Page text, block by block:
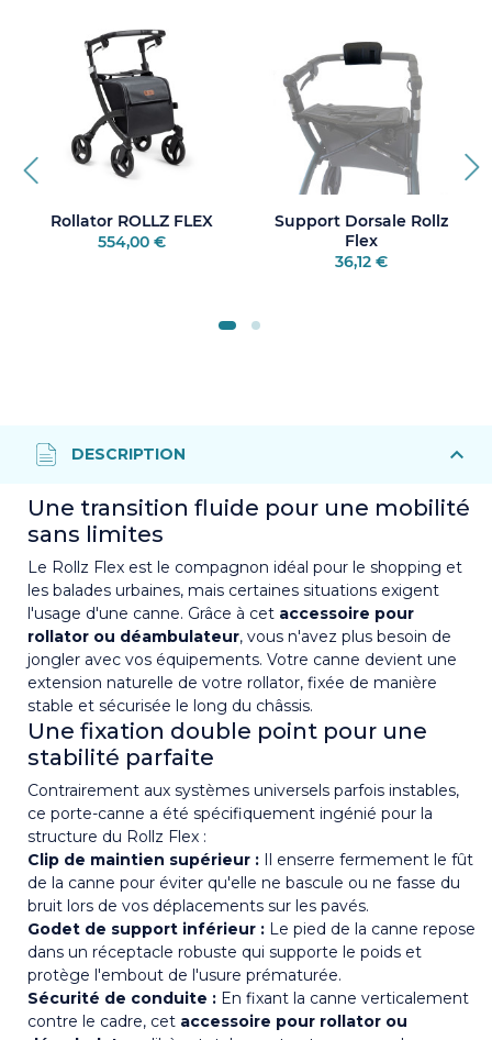
Rollator ROLLZ FLEX
554,00 €
Support Dorsale Rollz
Flex
36,12 €
Une transition fluide pour une mobilité
sans limites
Le Rollz Flex est le compagnon idéal pour le shopping et
les balades urbaines, mais certaines situations exigent
l'usage d'une canne. Grâce à cet accessoire pour
rollator ou déambulateur, vous n'avez plus besoin de
jongler avec vos équipements. Votre canne devient une
extension naturelle de votre rollator, fixée de manière
stable et sécurisée le long du châssis.
Une fixation double point pour une
stabilité parfaite
Contrairement aux systèmes universels parfois instables,
ce porte-canne a été spécifiquement ingénié pour la
structure du Rollz Flex :
Clip de maintien supérieur : Il enserre fermement le fût
de la canne pour éviter qu'elle ne bascule ou ne fasse du
bruit lors de vos déplacements sur les pavés.
Godet de support inférieur : Le pied de la canne repose
dans un réceptacle robuste qui supporte le poids et
protège l'embout de l'usure prématurée.
Sécurité de conduite : En fixant la canne verticalement
contre le cadre, cet accessoire pour rollator ou